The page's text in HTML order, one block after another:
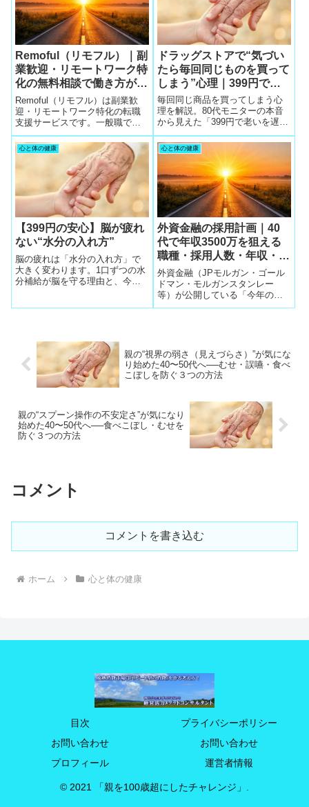
Remoful（リモフル）｜副
業歓迎・リモートワーク特
化の無料相談で働き方が変
わる理由【裏戦略】
Remoful（リモフル）は副業歓
迎・リモートワーク特化の転職
支援サービスです。一般職でも
相談可能で、働き方の悩みを軽
くする無料相談が人気。催眠術
のように申し込んでしまう強力
な背中押し導線を解説します。
ドラッグストアで“気づい
たら毎回同じものを買って
しまう”心理｜399円で老
いを遅らせる見直しの一歩
毎回同じ商品を買ってしまう心
理を解説。80代モニターの本音
から見えた「399円で老いを遅ら
せる見直しの一歩」と、ワタミ
宅食の栄養バランスという現実
的な代替案を紹介。
心と体の健康
【399円の安心】脳が疲れ
ない“水分の入れ方”
脳の疲れは「水分の入れ方」で
大きく変わります。1口ずつの水
分補給が脳を守る理由と、今日
心と体の健康
外資金融の採用計画｜40
代で年収3500万を狙える
職種・採用人数・年収・福
利厚生まとめ【要約】
外資金融（JPモルガン・ゴール
ドマン・モルガンスタンレー
等）が公開している「今年の採
用計画」を要約。採用人数・職
な情報をまとめました。経験を
武器にキャリアを再構築したい
人向けの内容です。
親の“視界の弱さ（見えづらさ）”が気にな
り始めた40〜50代へ──むせ・誤嚥・食べ
こぼしを防ぐ３つの方法
親の“スプーン操作の不安定さ”が気になり
始めた40〜50代へ──食べこぼし・むせを
防ぐ３つの方法
コメント
コメントを書き込む
ホーム 心と体の健康
目次
プライバシーポリシー
お問い合わせ
お問い合わせ
プロフィール
運営者情報
© 2021 「親を100歳超にしたチャレンジ」.